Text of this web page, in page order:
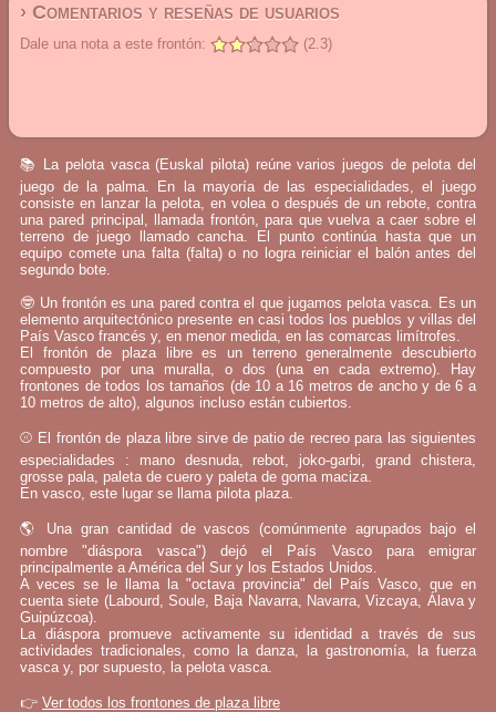
› Comentarios y reseñas de usuarios
Dale una nota a este frontón: (2.3)
📚 La pelota vasca (Euskal pilota) reúne varios juegos de pelota del
juego de la palma. En la mayoría de las especialidades, el juego
consiste en lanzar la pelota, en volea o después de un rebote, contra
una pared principal, llamada frontón, para que vuelva a caer sobre el
terreno de juego llamado cancha. El punto continúa hasta que un
equipo comete una falta (falta) o no logra reiniciar el balón antes del
segundo bote.
🤓 Un frontón es una pared contra el que jugamos pelota vasca. Es un
elemento arquitectónico presente en casi todos los pueblos y villas del
País Vasco francés y, en menor medida, en las comarcas limítrofes.
El frontón de plaza libre es un terreno generalmente descubierto
compuesto por una muralla, o dos (una en cada extremo). Hay
frontones de todos los tamaños (de 10 a 16 metros de ancho y de 6 a
10 metros de alto), algunos incluso están cubiertos.
⚾ El frontón de plaza libre sirve de patio de recreo para las siguientes
especialidades : mano desnuda, rebot, joko-garbi, grand chistera,
grosse pala, paleta de cuero y paleta de goma maciza.
En vasco, este lugar se llama pilota plaza.
🌎 Una gran cantidad de vascos (comúnmente agrupados bajo el
nombre "diáspora vasca") dejó el País Vasco para emigrar
principalmente a América del Sur y los Estados Unidos.
A veces se le llama la "octava provincia" del País Vasco, que en
cuenta siete (Labourd, Soule, Baja Navarra, Navarra, Vizcaya, Álava y
Guipúzcoa).
La diáspora promueve activamente su identidad a través de sus
actividades tradicionales, como la danza, la gastronomía, la fuerza
vasca y, por supuesto, la pelota vasca.
👉 Ver todos los frontones de plaza libre